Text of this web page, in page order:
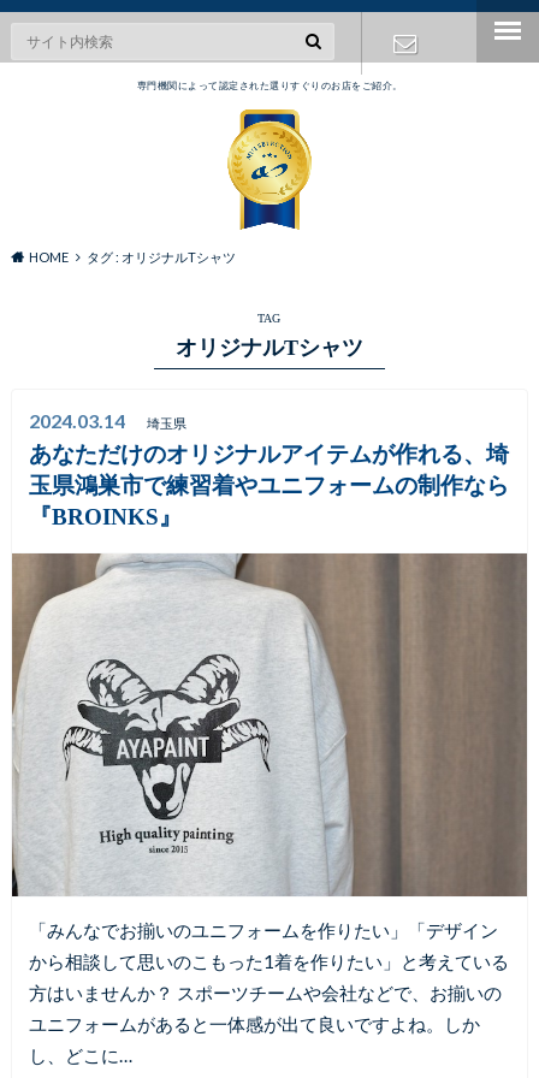
専門機関によって認定された選りすぐりのお店をご紹介。
HOME タグ : オリジナルTシャツ
TAG
オリジナルTシャツ
2024.03.14 埼玉県
あなただけのオリジナルアイテムが作れる、埼
玉県鴻巣市で練習着やユニフォームの制作なら
『BROINKS』
「みんなでお揃いのユニフォームを作りたい」「デザイン
から相談して思いのこもった1着を作りたい」と考えている
方はいませんか？ スポーツチームや会社などで、お揃いの
ユニフォームがあると一体感が出て良いですよね。しか
し、どこに…